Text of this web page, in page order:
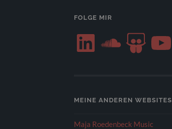
FOLGE MIR
LinkedIn SoundCloudSlideShare
MEINE ANDEREN WEBSITES
Maja Roedenbeck Music